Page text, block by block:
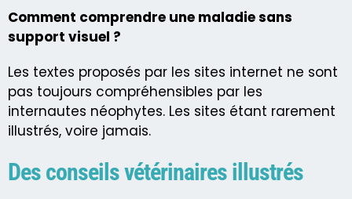
Comment comprendre une maladie sans
support visuel ?
Les textes proposés par les sites internet ne sont
pas toujours compréhensibles par les
internautes néophytes. Les sites étant rarement
illustrés, voire jamais.
Des conseils vétérinaires illustrés